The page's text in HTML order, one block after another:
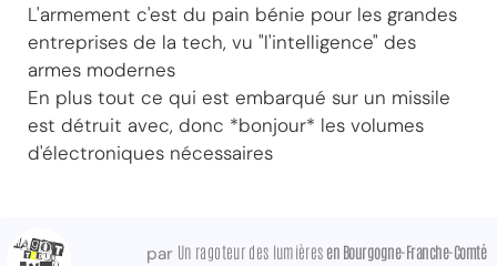
L'armement c'est du pain bénie pour les grandes
entreprises de la tech, vu "l'intelligence" des
armes modernes
En plus tout ce qui est embarqué sur un missile
est détruit avec, donc *bonjour* les volumes
d'électroniques nécessaires
par Un ragoteur des lumières en Bourgogne-Franche-Comté